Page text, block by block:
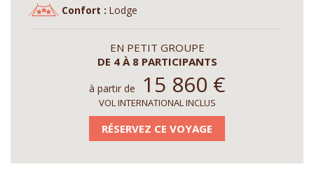
Confort : Lodge
EN PETIT GROUPE
DE 4 À 8 PARTICIPANTS
à partir de 15 860 €
VOL INTERNATIONAL INCLUS
RÉSERVEZ CE VOYAGE